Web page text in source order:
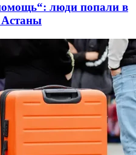
люди попали в